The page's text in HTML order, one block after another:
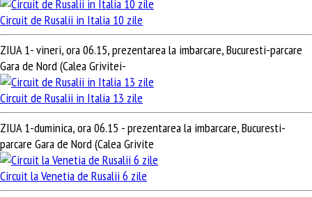
Circuit de Rusalii in Italia 10 zile
ZIUA 1- vineri, ora 06.15, prezentarea la imbarcare, Bucuresti-parcare
Gara de Nord (Calea Grivitei-
Circuit de Rusalii in Italia 13 zile
ZIUA 1-duminica, ora 06.15 - prezentarea la imbarcare, Bucuresti-
parcare Gara de Nord (Calea Grivite
Circuit la Venetia de Rusalii 6 zile